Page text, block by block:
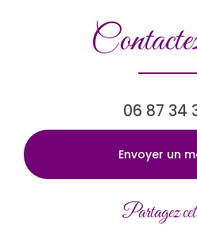
06 87 34
Envoyer un
Partagez